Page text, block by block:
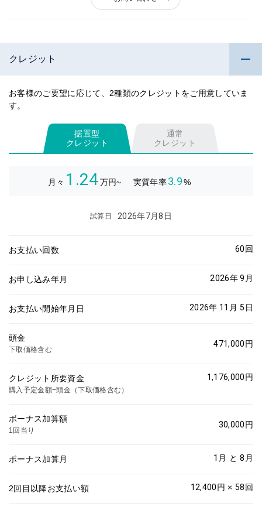
クレジット
お客様のご要望に応じて、2種類のクレジットをご用意していま
す。
据置型
クレジット
通常
クレジット
月々 1.24万円~ 実質年率3.9%
試算日 2026年7月8日
お支払い回数 60回
お申し込み年月 2026年 9月
お支払い開始年月日 2026年 11月 5 日
頭金
下取価格含む
471,000円
クレジット所要資金
購入予定金額−頭金（下取価格含む）
1,176,000円
ボーナス加算額
1回当り
30,000円
ボーナス加算月 1 月 と8 月
2回目以降お支払い額 12,400円 × 58回